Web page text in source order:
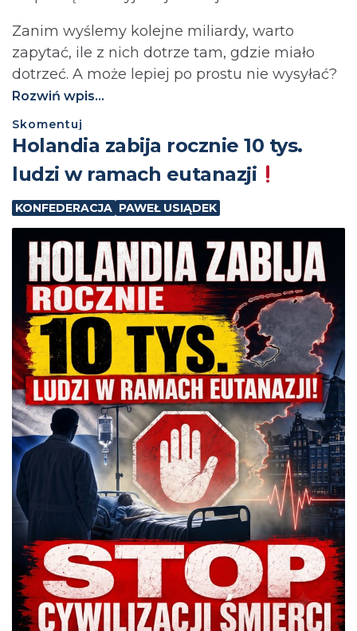
Zanim wyślemy kolejne miliardy, warto
zapytać, ile z nich dotrze tam, gdzie miało
dotrzeć. A może lepiej po prostu nie wysyłać?⁩
Rozwiń wpis...
Skomentuj
Holandia zabija rocznie 10 tys.
ludzi w ramach eutanazji
KONFEDERACJA PAWEŁ USIĄDEK